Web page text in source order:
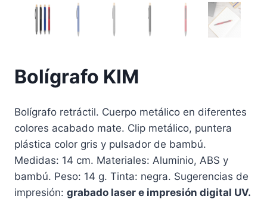
Bolígrafo KIM
Bolígrafo retráctil. Cuerpo metálico en diferentes
colores acabado mate. Clip metálico, puntera
plástica color gris y pulsador de bambú.
Medidas: 14 cm. Materiales: Aluminio, ABS y
bambú. Peso: 14 g. Tinta: negra. Sugerencias de
impresión: grabado laser e impresión digital UV.